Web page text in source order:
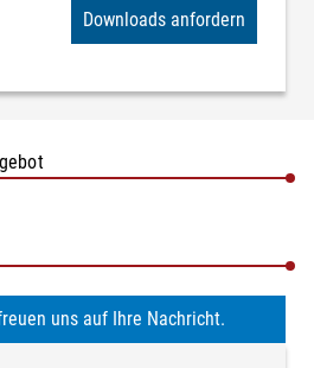
Downloads anfordern
uns auf Ihre Nachricht.